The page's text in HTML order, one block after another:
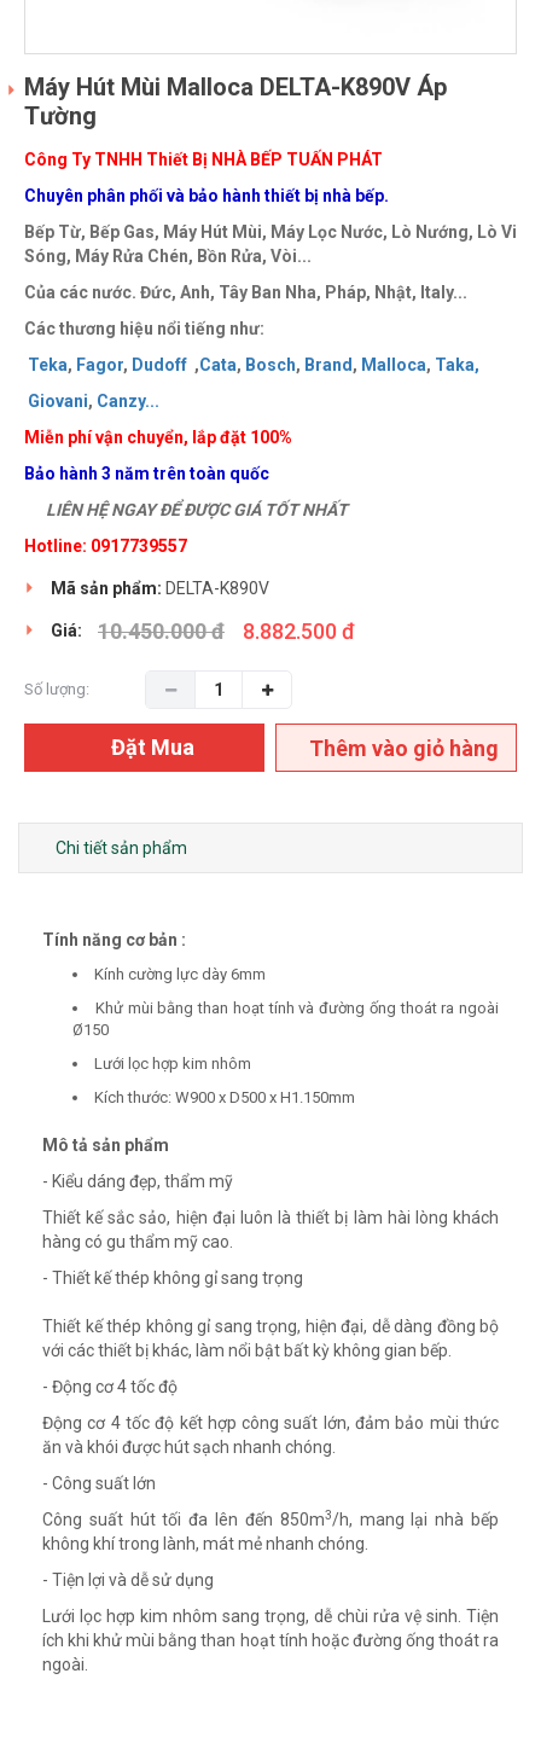
Máy Hút Mùi Malloca DELTA-K890V Áp
Tường
Công Ty TNHH Thiết Bị NHÀ BẾP TUẤN PHÁT
Chuyên phân phối và bảo hành thiết bị nhà bếp.
Bếp Từ, Bếp Gas, Máy Hút Mùi, Máy Lọc Nước, Lò Nướng, Lò Vi
Sóng, Máy Rửa Chén, Bồn Rửa, Vòi...
Của các nước. Đức, Anh, Tây Ban Nha, Pháp, Nhật, Italy...
Các thương hiệu nổi tiếng như:
Teka, Fagor, Dudoff ,Cata, Bosch, Brand, Malloca, Taka,
Giovani, Canzy...
Miễn phí vận chuyển, lắp đặt 100%
Bảo hành 3 năm trên toàn quốc
LIÊN HỆ NGAY ĐỂ ĐƯỢC GIÁ TỐT NHẤT
Hotline: 0917739557
Mã sản phẩm: DELTA-K890V
Giá: 10.450.000 đ 8.882.500 đ
Số lượng:
Đặt Mua Thêm vào giỏ hàng
Chi tiết sản phẩm
Tính năng cơ bản :
Kính cường lực dày 6mm
Khử mùi bằng than hoạt tính và đường ống thoát ra ngoài
Ø150
Lưới lọc hợp kim nhôm
Kích thước: W900 x D500 x H1.150mm
Mô tả sản phẩm
- Kiểu dáng đẹp, thẩm mỹ
Thiết kế sắc sảo, hiện đại luôn là thiết bị làm hài lòng khách
hàng có gu thẩm mỹ cao.
- Thiết kế thép không gỉ sang trọng
Thiết kế thép không gỉ sang trọng, hiện đại, dễ dàng đồng bộ
với các thiết bị khác, làm nổi bật bất kỳ không gian bếp.
- Động cơ 4 tốc độ
Động cơ 4 tốc độ kết hợp công suất lớn, đảm bảo mùi thức
ăn và khói được hút sạch nhanh chóng.
- Công suất lớn
Công suất hút tối đa lên đến 850m3/h, mang lại nhà bếp
không khí trong lành, mát mẻ nhanh chóng.
- Tiện lợi và dễ sử dụng
Lưới lọc hợp kim nhôm sang trọng, dễ chùi rửa vệ sinh. Tiện
ích khi khử mùi bằng than hoạt tính hoặc đường ống thoát ra
ngoài.